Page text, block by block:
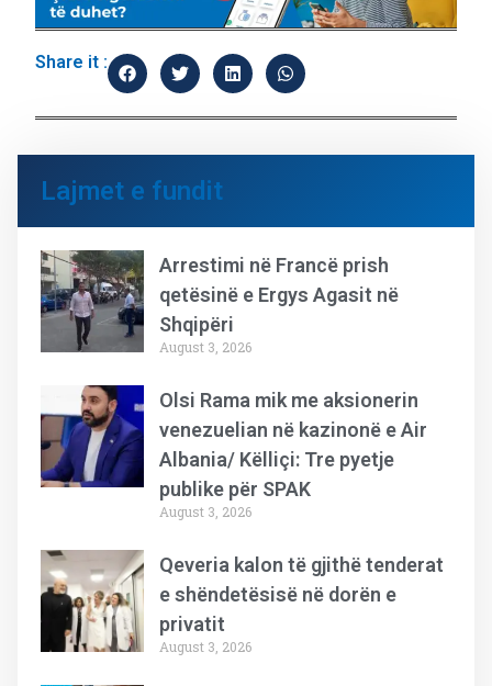
Share it :
Lajmet e fundit
Arrestimi në Francë prish
qetësinë e Ergys Agasit në
Shqipëri
August 3, 2026
Olsi Rama mik me aksionerin
venezuelian në kazinonë e Air
Albania/ Këlliçi: Tre pyetje
publike për SPAK
August 3, 2026
Qeveria kalon të gjithë tenderat
e shëndetësisë në dorën e
privatit
August 3, 2026